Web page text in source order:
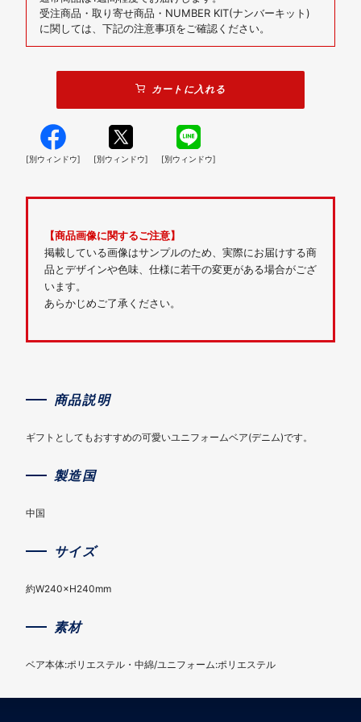
受注商品・取り寄せ商品・NUMBER KIT(ナンバーキット)
に関しては、下記の注意事項をご確認ください。
カートに入れる
[別ウィンドウ] [別ウィンドウ] [別ウィンドウ]
【商品画像に関するご注意】
掲載している画像はサンプルのため、実際にお届けする商
品とデザインや色味、仕様に若干の変更がある場合がござ
います。
あらかじめご了承ください。
商品説明
ギフトとしてもおすすめの可愛いユニフォームベア(デニム)です。
製造国
中国
サイズ
約W240×H240mm
素材
ベア本体:ポリエステル・中綿/ユニフォーム:ポリエステル